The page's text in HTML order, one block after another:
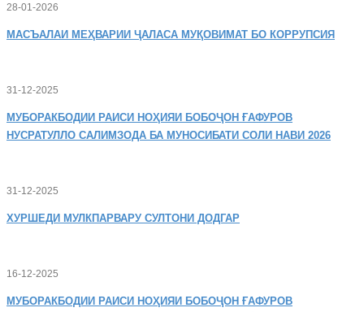
28-01-2026
МАСЪАЛАИ МЕҲВАРИИ ҶАЛАСА МУҚОВИМАТ БО КОРРУПСИЯ
31-12-2025
МУБОРАКБОДИИ РАИСИ НОҲИЯИ БОБОҶОН ҒАФУРОВ
НУСРАТУЛЛО САЛИМЗОДА БА МУНОСИБАТИ СОЛИ НАВИ 2026
31-12-2025
ХУРШЕДИ МУЛКПАРВАРУ СУЛТОНИ ДОДГАР
16-12-2025
МУБОРАКБОДИИ РАИСИ НОҲИЯИ БОБОҶОН ҒАФУРОВ